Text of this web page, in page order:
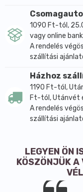
1090 Ft-tól,
vagy online
A rendelés
szállítási
Házhoz
1190 Ft-tól,
Ft-tól, Utánvét
A rendelés
szállítási
LEGYEN ÖN
KÖSZÖNJÜK